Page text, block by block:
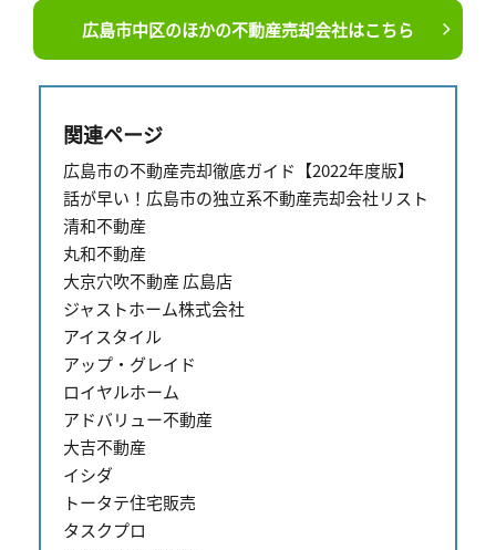
広島市中区のほかの不動産売却会社はこちら
関連ページ
広島市の不動産売却徹底ガイド【2022年度版】
話が早い！広島市の独立系不動産売却会社リスト
清和不動産
丸和不動産
大京穴吹不動産 広島店
ジャストホーム株式会社
アイスタイル
アップ・グレイド
ロイヤルホーム
アドバリュー不動産
大吉不動産
イシダ
トータテ住宅販売
タスクプロ